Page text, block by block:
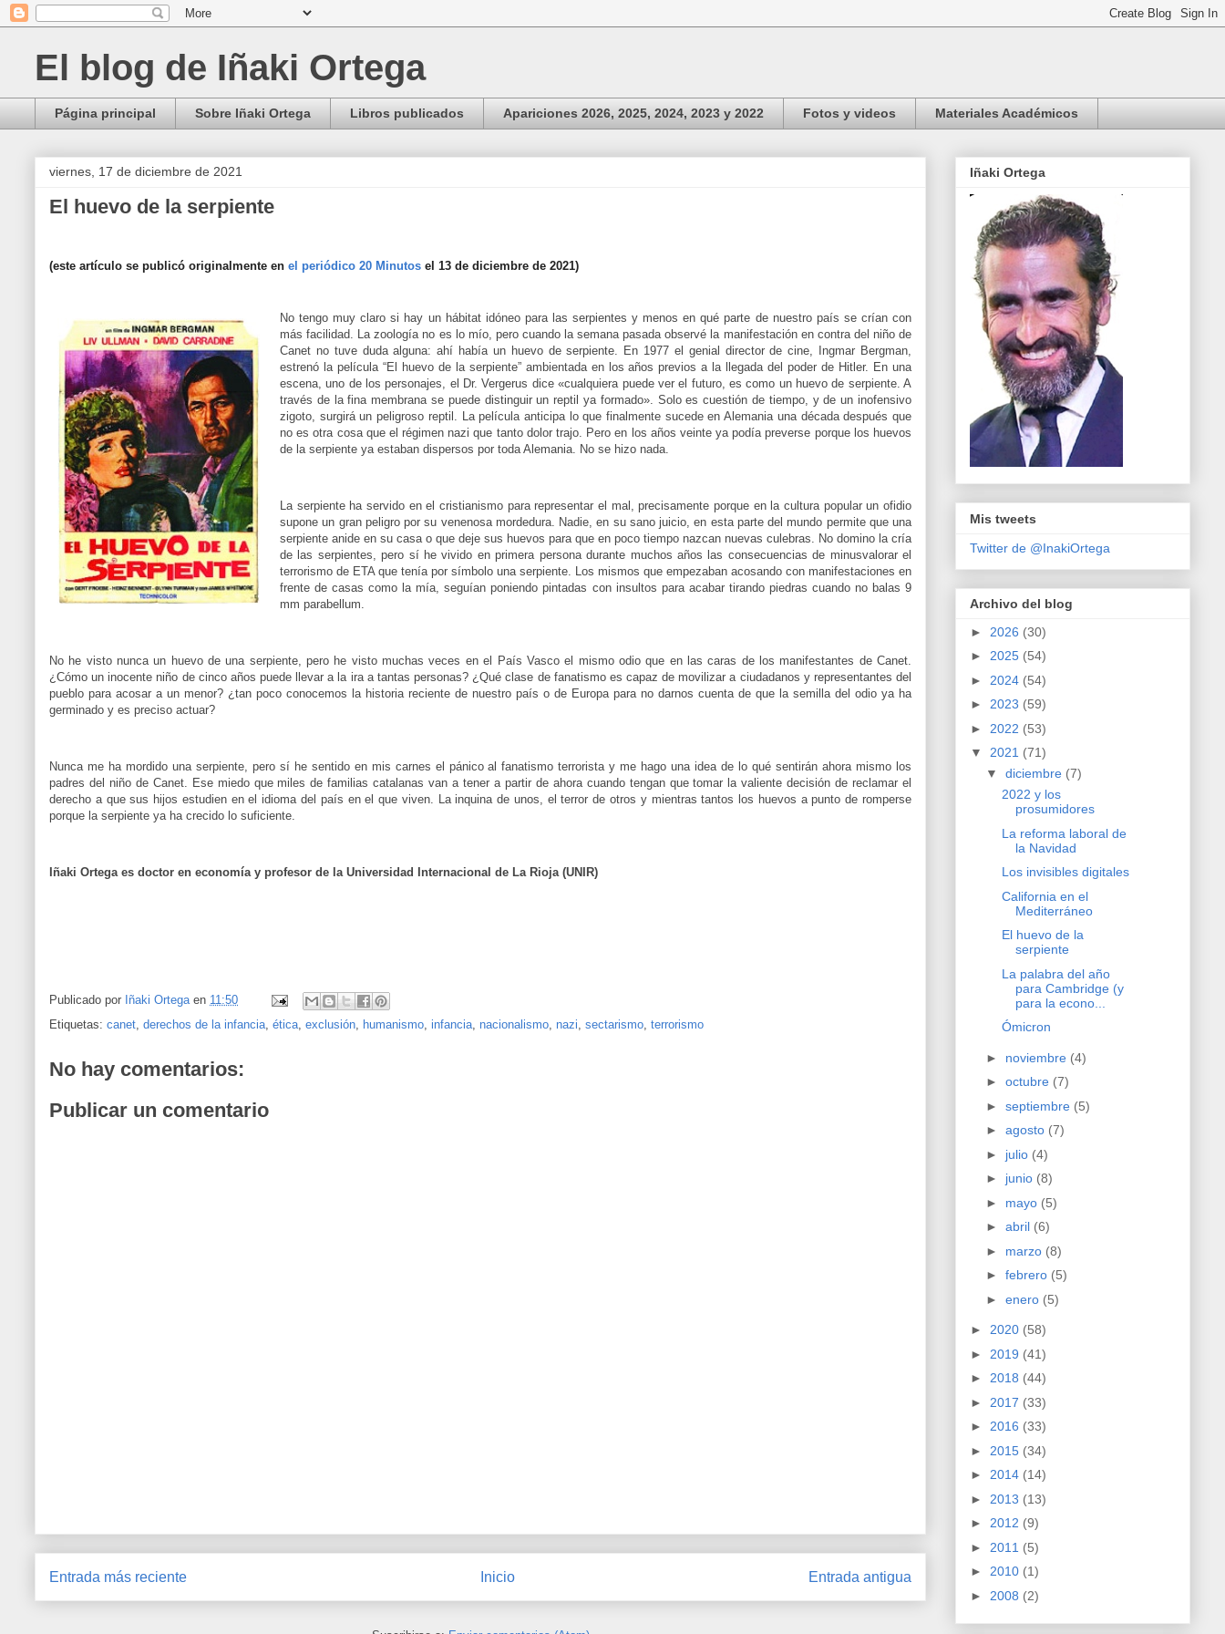
El blog de Iñaki Ortega
Página principal Sobre Iñaki Ortega Libros publicados Apariciones 2026, 2025, 2024, 2023 y 2022 Fotos y videos Materiales Académicos
viernes, 17 de diciembre de 2021
El huevo de la serpiente
(este artículo se publicó originalmente en el periódico 20 Minutos el 13 de diciembre de 2021)
No tengo muy claro si hay un hábitat idóneo para las serpientes y menos en qué parte de nuestro país se crían con
más facilidad. La zoología no es lo mío, pero cuando la semana pasada observé la manifestación en contra del niño de
Canet no tuve duda alguna: ahí había un huevo de serpiente. En 1977 el genial director de cine, Ingmar Bergman,
estrenó la película “El huevo de la serpiente” ambientada en los años previos a la llegada del poder de Hitler. En una
escena, uno de los personajes, el Dr. Vergerus dice «cualquiera puede ver el futuro, es como un huevo de serpiente. A
través de la fina membrana se puede distinguir un reptil ya formado». Solo es cuestión de tiempo, y de un inofensivo
zigoto, surgirá un peligroso reptil. La película anticipa lo que finalmente sucede en Alemania una década después que
no es otra cosa que el régimen nazi que tanto dolor trajo. Pero en los años veinte ya podía preverse porque los huevos
de la serpiente ya estaban dispersos por toda Alemania. No se hizo nada.
La serpiente ha servido en el cristianismo para representar el mal, precisamente porque en la cultura popular un ofidio
supone un gran peligro por su venenosa mordedura. Nadie, en su sano juicio, en esta parte del mundo permite que una
serpiente anide en su casa o que deje sus huevos para que en poco tiempo nazcan nuevas culebras. No domino la cría
de las serpientes, pero sí he vivido en primera persona durante muchos años las consecuencias de minusvalorar el
terrorismo de ETA que tenía por símbolo una serpiente. Los mismos que empezaban acosando con manifestaciones en
frente de casas como la mía, seguían poniendo pintadas con insultos para acabar tirando piedras cuando no balas 9
mm parabellum.
No he visto nunca un huevo de una serpiente, pero he visto muchas veces en el País Vasco el mismo odio que en las caras de los manifestantes de Canet.
¿Cómo un inocente niño de cinco años puede llevar a la ira a tantas personas? ¿Qué clase de fanatismo es capaz de movilizar a ciudadanos y representantes del
pueblo para acosar a un menor? ¿tan poco conocemos la historia reciente de nuestro país o de Europa para no darnos cuenta de que la semilla del odio ya ha
germinado y es preciso actuar?
Nunca me ha mordido una serpiente, pero sí he sentido en mis carnes el pánico al fanatismo terrorista y me hago una idea de lo qué sentirán ahora mismo los
padres del niño de Canet. Ese miedo que miles de familias catalanas van a tener a partir de ahora cuando tengan que tomar la valiente decisión de reclamar el
derecho a que sus hijos estudien en el idioma del país en el que viven. La inquina de unos, el terror de otros y mientras tantos los huevos a punto de romperse
porque la serpiente ya ha crecido lo suficiente.
Iñaki Ortega es doctor en economía y profesor de la Universidad Internacional de La Rioja (UNIR)
Publicado por Iñaki Ortega en 11:50
Etiquetas: canet derechos de la infancia ética exclusión humanismo infancia nacionalismo nazi sectarismo terrorismo
No hay comentarios:
Publicar un comentario
Entrada más reciente Entrada antigua
Inicio
Iñaki Ortega
Mis tweets
Twitter de @InakiOrtega
Archivo del blog
► 2026 (30)
► 2025 (54)
► 2024 (54)
► 2023 (59)
► 2022 (53)
▼ 2021 (71)
▼ diciembre (7)
2022 y los
prosumidores
La reforma laboral de
la Navidad
Los invisibles digitales
California en el
Mediterráneo
El huevo de la
serpiente
La palabra del año
para Cambridge (y
para la econo...
Ómicron
► noviembre (4)
► octubre (7)
► septiembre (5)
► agosto (7)
► julio (4)
► junio (8)
► mayo (5)
► abril (6)
► marzo (8)
► febrero (5)
► enero (5)
► 2020 (58)
► 2019 (41)
► 2018 (44)
► 2017 (33)
► 2016 (33)
► 2015 (34)
► 2014 (14)
► 2013 (13)
► 2012 (9)
► 2011 (5)
► 2010 (1)
► 2008 (2)